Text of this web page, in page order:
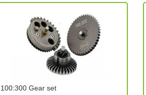
100:300 Gear set